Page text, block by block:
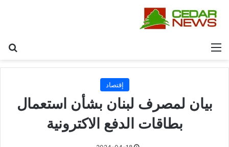
القائمة
إقتصاد
بيان لمصرف لبنان بشأن استعمال
بطاقات الدفع الاكترونية